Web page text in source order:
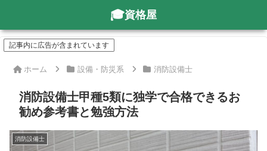
資格屋
記事内に広告が含まれています
ホーム 設備・防災系 消防設備士
消防設備士甲種5類に独学で合格できるお
勧め参考書と勉強方法
消防設備士